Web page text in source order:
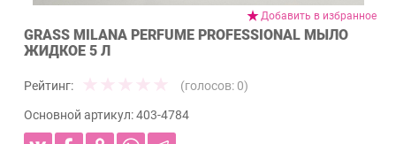
Добавить в избранное
GRASS MILANA PERFUME PROFESSIONAL МЫЛО
ЖИДКОЕ 5 Л
Рейтинг: (голосов: 0)
Основной артикул:403-4784